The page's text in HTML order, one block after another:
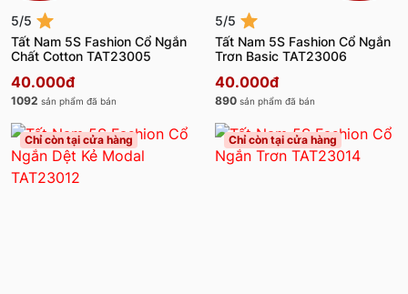
5/5
Tất Nam 5S Fashion Cổ Ngắn
Chất Cotton TAT23005
40.000đ
1092 sản phẩm đã bán
5/5
Tất Nam 5S Fashion Cổ Ngắn
Trơn Basic TAT23006
40.000đ
890 sản phẩm đã bán
Chỉ còn tại cửa hàng Chỉ còn tại cửa hàng